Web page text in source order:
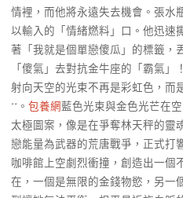
情裡，而他將永遠失去機會。張水
以輸入的「情緒燃料」口。他迅速
著「我就是個單戀傻瓜」的標籤，
「傻氣」去對抗金牛座的「霸氣」
射向天空的光束不再是彩虹色，而
**。 包養網藍色光束與金色光芒在
太極圖案，像是在爭奪林天秤的靈
戀能量為武器的荒唐戰爭，正式打
咖啡館上空劇烈衝撞，創造出一個
在，一個是無限的金錢物慾，另一